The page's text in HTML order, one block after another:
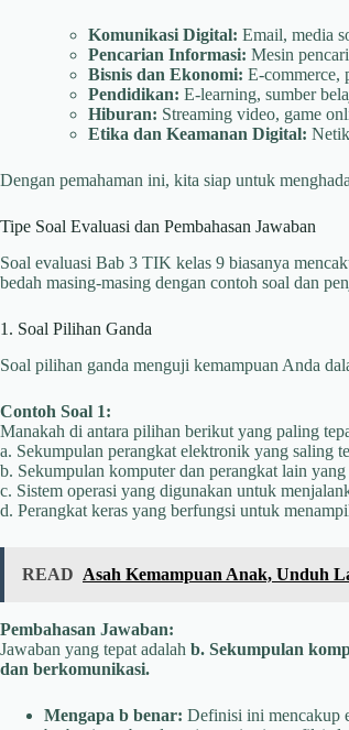
Komunikasi Digital: Email, media
Pencarian Informasi: Mesin
Bisnis dan Ekonomi: E-commerce,
Pendidikan: E-learning, sumber
Hiburan: Streaming video, game
Etika dan Keamanan Digital:
Dengan pemahaman ini, kita siap untuk
Tipe Soal Evaluasi dan Pembahasan Jawaban
Soal evaluasi Bab 3 TIK kelas 9 biasanya
bedah masing-masing dengan contoh soal dan
1. Soal Pilihan Ganda
Soal pilihan ganda menguji kemampuan Anda
Contoh Soal 1:
Manakah di antara pilihan berikut yang paling
a. Sekumpulan perangkat elektronik yang saling
b. Sekumpulan komputer dan perangkat lain
c. Sistem operasi yang digunakan untuk
d. Perangkat keras yang berfungsi untuk
READ Asah Kemampuan Anak, Unduh
Pembahasan Jawaban:
Jawaban yang tepat adalah b. Sekumpulan
dan berkomunikasi.
Mengapa b benar: Definisi ini mencakup